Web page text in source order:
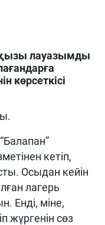
лауазымды
көрсеткісі
кетіп,
Осыдан кейін
лагерь
Енді, міне,
жүргенін сөз